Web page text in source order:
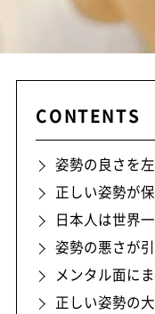
CONTENTS
姿勢の良さを
正しい姿勢が
日本人は世界
姿勢の悪さが
メンタル面に
正しい姿勢の